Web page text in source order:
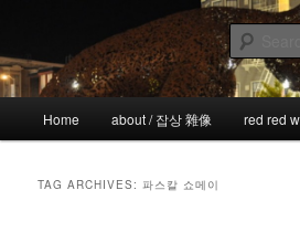
primary
content
secondary
content!wicked
the more I see the less I know
Home about / 잡상 雜像 red red
TAG ARCHIVES:파스칼 쇼메이